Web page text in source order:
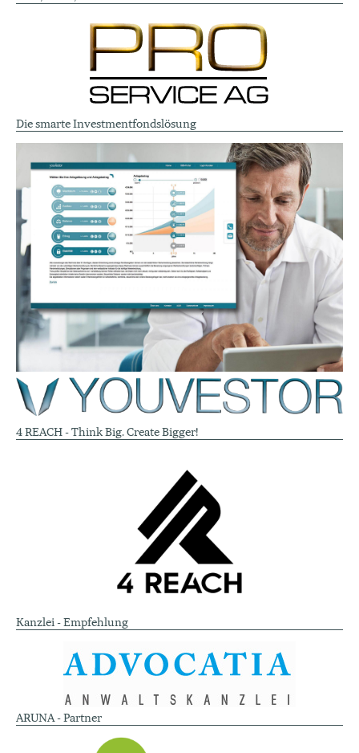
Die smarte Investmentfondslösung
4 REACH - Think Big. Create Bigger!
Kanzlei - Empfehlung
ARUNA - Partner